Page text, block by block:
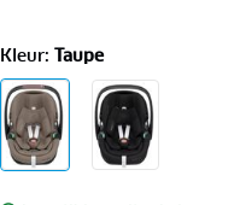
Kleur: Taupe